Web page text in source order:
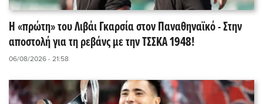
Η «πρώτη» του Λιβάι Γκαρσία στον Παναθηναϊκό - Στην
αποστολή για τη ρεβάνς με την ΤΣΣΚΑ 1948!
06/08/2026 - 21:58